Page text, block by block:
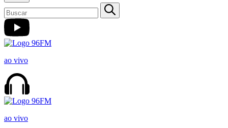
ao vivo
ao vivo